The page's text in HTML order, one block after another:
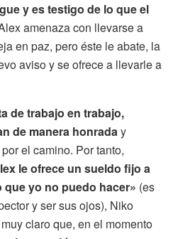
y es testigo de lo que el
amenaza con llevarse a
en paz, pero éste le abate, la
aviso y se ofrece a llevarle a
de trabajo en trabajo,
de manera honraday
el camino. Por tanto,
le ofrece un sueldo fijo a
yo no puedo hacer» (es
y ser sus ojos), Niko
claro que, en el momento